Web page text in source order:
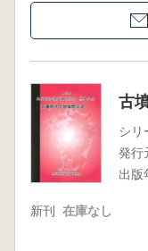
古
シリ
発行
出版
新刊 在庫なし